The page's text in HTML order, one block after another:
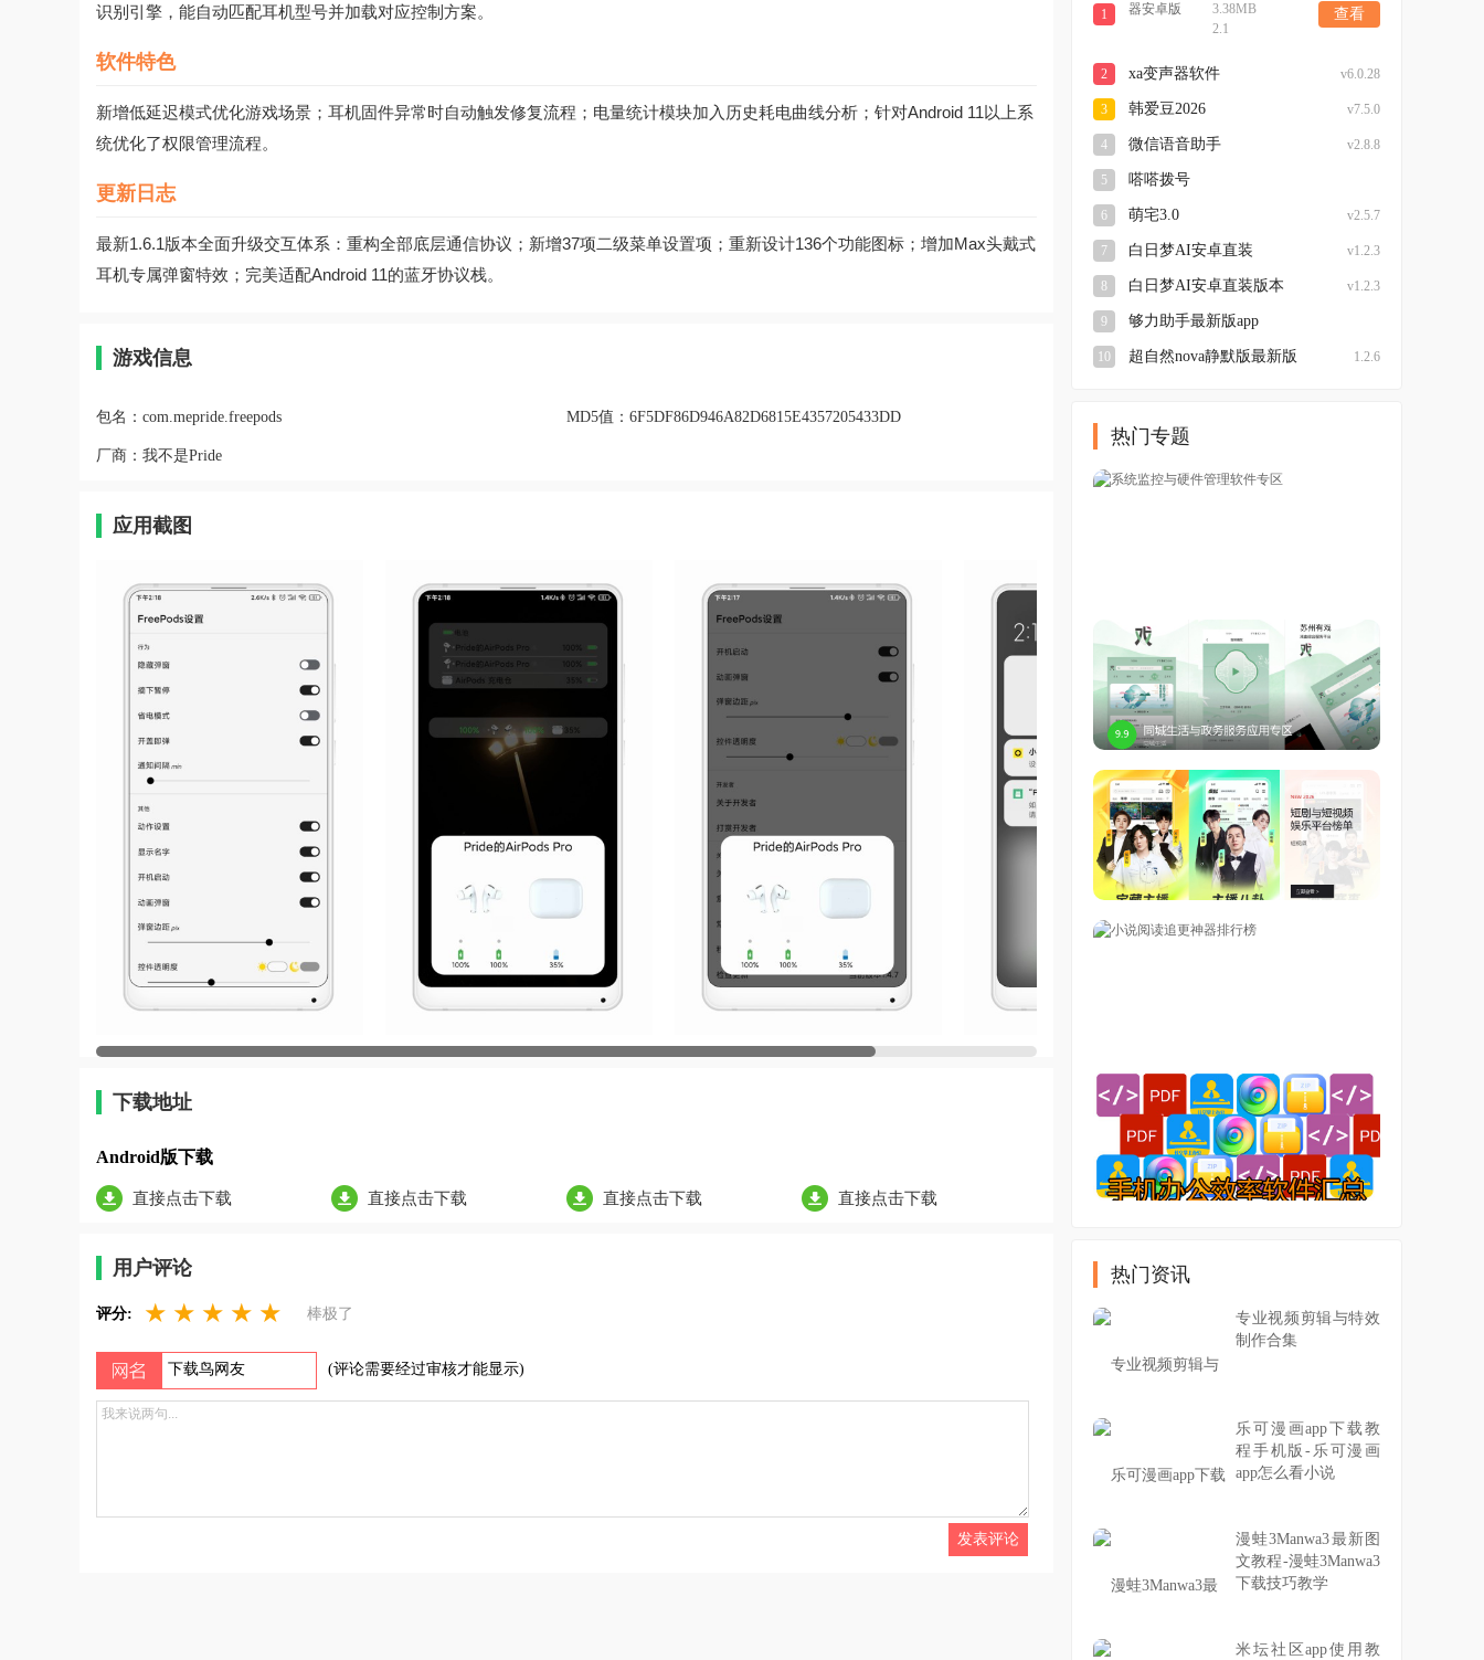
识别引擎，能自动匹配耳机型号并加载对应控制方案。
软件特色
新增低延迟模式优化游戏场景；耳机固件异常时自动触发修复流程；电量统计模块加入历史耗电曲线分析；针对Android 11以上系
统优化了权限管理流程。
更新日志
最新1.6.1版本全面升级交互体系：重构全部底层通信协议；新增37项二级菜单设置项；重新设计136个功能图标；增加Max头戴式
耳机专属弹窗特效；完美适配Android 11的蓝牙协议栈。
游戏信息
包名： com.mepride.freepods MD5值： 6F5DF86D946A82D6815E4357205433DD
厂商： 我不是Pride
应用截图
下载地址
Android版下载
直接点击下载 直接点击下载 直接点击下载 直接点击下载
用户评论
评分: ★ ★ ★ ★ ★ 棒极了
(评论需要经过审核才能显示)
1
卓版
3.38MB
2.1
查看
2 xa变声器软件 v6.0.28
3 韩爱豆2026 v7.5.0
4 微信语音助手 v2.8.8
5 嗒嗒拨号
6 萌宅3.0 v2.5.7
7 白日梦AI安卓直装 v1.2.3
8 白日梦AI安卓直装版本 v1.2.3
9 够力助手最新版app
10
超自然nova静默版最新版
1.2.6
热门专题
热门资讯
专业视频剪辑与特效
制作合集
乐可漫画app下载教
程手机版-乐可漫画
app怎么看小说
漫蛙3Manwa3最新图
文教程-漫蛙3Manwa3
下载技巧教学
米坛社区app使用教